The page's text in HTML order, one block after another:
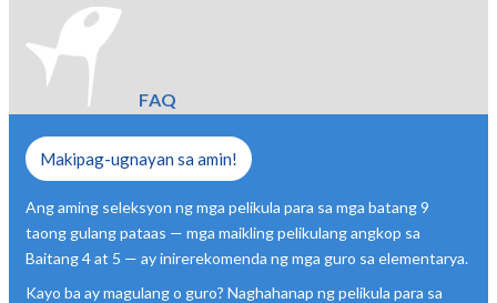
FAQ
Makipag-ugnayan sa amin!
Ang aming seleksyon ng mga pelikula para sa mga batang 9
taong gulang pataas — mga maikling pelikulang angkop sa
Baitang 4 at 5 — ay inirerekomenda ng mga guro sa elementarya.
Kayo ba ay magulang o guro? Naghahanap ng pelikula para sa